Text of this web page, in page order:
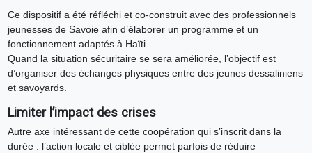
Ce dispositif a été réfléchi et co-construit avec des professionnels
jeunesses de Savoie afin d’élaborer un programme et un
fonctionnement adaptés à Haïti.
Quand la situation sécuritaire se sera améliorée, l’objectif est
d’organiser des échanges physiques entre des jeunes dessaliniens
et savoyards.
Limiter l’impact des crises
Autre axe intéressant de cette coopération qui s’inscrit dans la
durée : l’action locale et ciblée permet parfois de réduire